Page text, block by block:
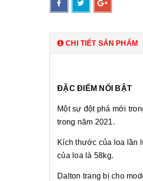
CHI TIẾT SẢN PHẨM
ĐẶC ĐIỂM NỔI BẬT
Một sự đột phá mới
trong năm 2021.
Kích thước của loa lần
của loa là 58kg.
Dalton trang bị cho